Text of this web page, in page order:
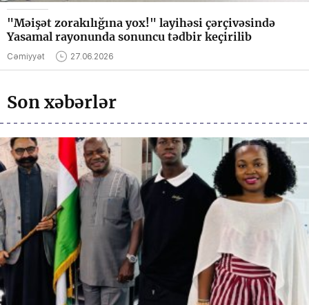
"Məişət zorakılığına yox!" layihəsi çərçivəsində
Yasamal rayonunda sonuncu tədbir keçirilib
Cəmiyyət 27.06.2026
Son xəbərlər